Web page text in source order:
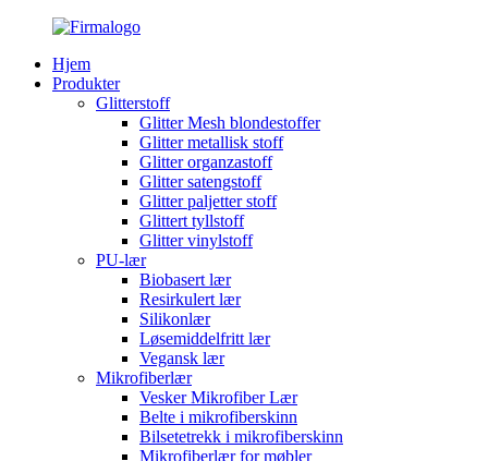
Hjem
Produkter
Glitterstoff
Glitter Mesh blondestoffer
Glitter metallisk stoff
Glitter organzastoff
Glitter satengstoff
Glitter paljetter stoff
Glittert tyllstoff
Glitter vinylstoff
PU-lær
Biobasert lær
Resirkulert lær
Silikonlær
Løsemiddelfritt lær
Vegansk lær
Mikrofiberlær
Vesker Mikrofiber Lær
Belte i mikrofiberskinn
Bilsetetrekk i mikrofiberskinn
Mikrofiberlær for møbler